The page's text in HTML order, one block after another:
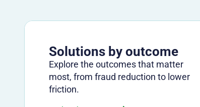
Solutions by outcome
Explore the outcomes that matter
most, from fraud reduction to lower
friction.